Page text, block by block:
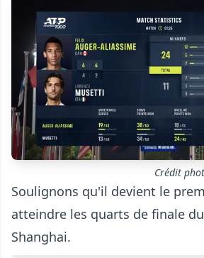
Crédit
Soulignons qu'il devient le
atteindre les quarts de finale
Shanghai.